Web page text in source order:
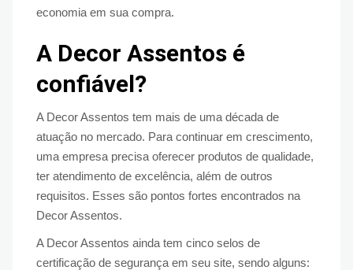
economia em sua compra.
A Decor Assentos é
confiável?
A Decor Assentos tem mais de uma década de
atuação no mercado. Para continuar em crescimento,
uma empresa precisa oferecer produtos de qualidade,
ter atendimento de excelência, além de outros
requisitos. Esses são pontos fortes encontrados na
Decor Assentos.
A Decor Assentos ainda tem cinco selos de
certificação de segurança em seu site, sendo alguns: